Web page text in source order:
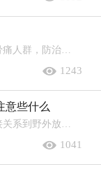
蚂蚁入药适用于风湿骨痛人群，防治风湿、类风湿关节炎、肩周炎、强直性脊柱炎、半身不遂、颈椎病、坐骨神经痛、骨痛、骨头坏死。①...
1243
意些什么
1041